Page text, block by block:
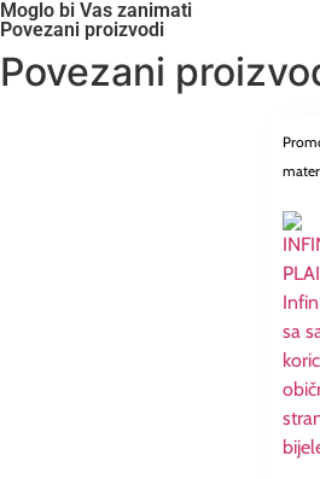
Moglo bi Vas zanimati
Povezani proizvodi
Povezani